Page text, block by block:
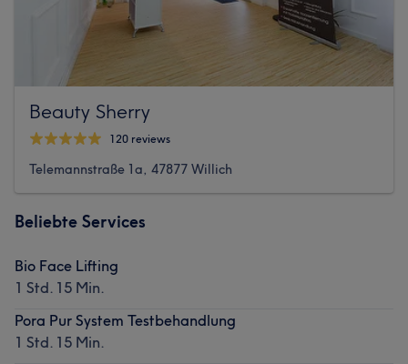
Beauty Sherry
120 reviews
Telemannstraße 1a, 47877 Willich
Beliebte Services
Bio Face Lifting
1 Std. 15 Min.
Pora Pur System Testbehandlung
1 Std. 15 Min.